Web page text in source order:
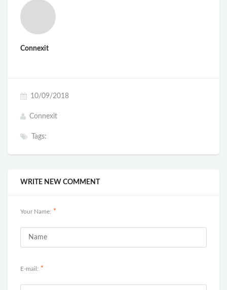
Connexit
10/09/2018
Connexit
Tags:
WRITE NEW COMMENT
Your Name: *
E-mail: *